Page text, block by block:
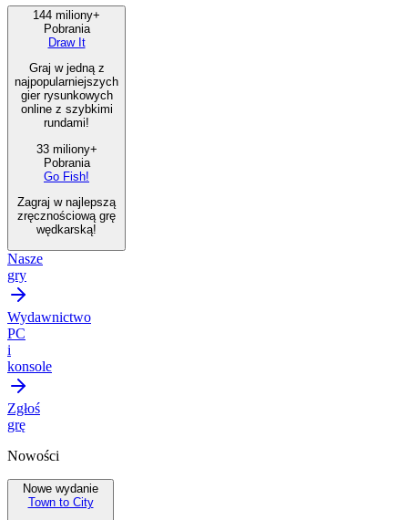
144 miliony+
Pobrania
Draw It
Graj w jedną z
najpopularniejszych
gier rysunkowych
online z szybkimi
rundami!
33 miliony+
Pobrania
Go Fish!
Zagraj w najlepszą
zręcznościową grę
wędkarską!
Nasze
gry
Wydawnictwo
PC
i
konsole
Zgłoś
grę
Nowości
Nowe wydanie
Town to City